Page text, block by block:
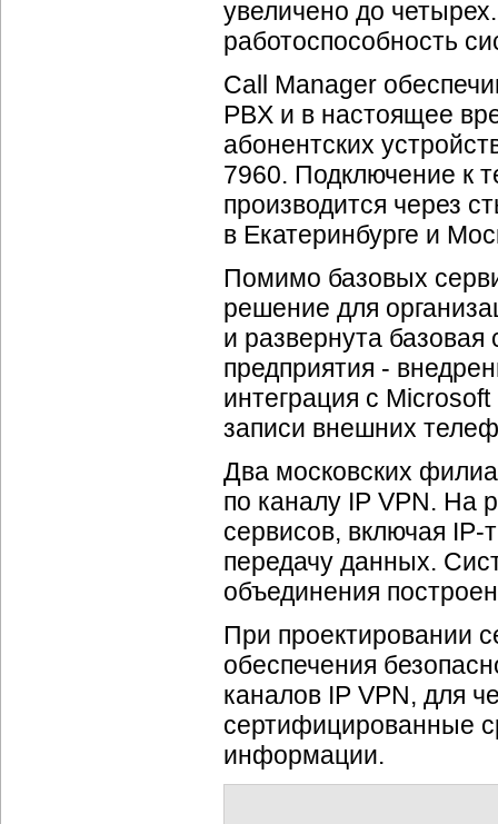
увеличено до
работоспособность
Call Manager
PBX и в настоящее
абонентских
7960. Подключение к
производится через
в Екатеринбурге и
Помимо базовых
решение для
и развернута
предприятия -
интеграция с
записи внешних
Два московских
по каналу IP VPN. На
сервисов, включая IP-
передачу данных.
объединения
При проектировании
обеспечения
каналов IP VPN, для
сертифицированные
информации.